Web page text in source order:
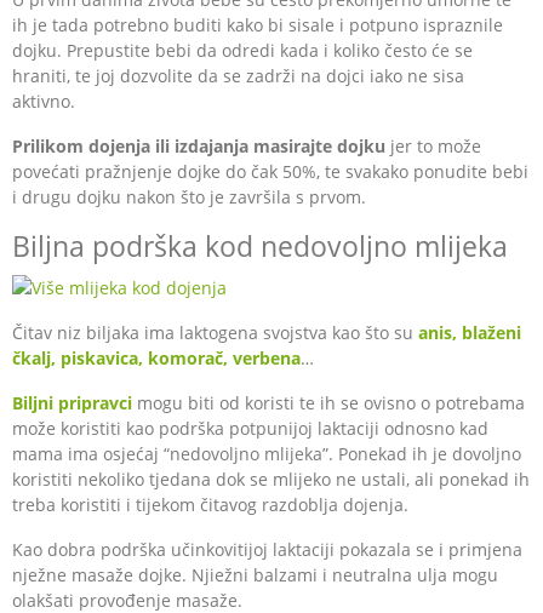
ih je tada potrebno buditi kako bi sisale i potpuno ispraznile
dojku. Prepustite bebi da odredi kada i koliko često će se
hraniti, te joj dozvolite da se zadrži na dojci iako ne sisa
aktivno.
Prilikom dojenja ili izdajanja masirajte dojku jer to može
povećati pražnjenje dojke do čak 50%, te svakako ponudite bebi
i drugu dojku nakon što je završila s prvom.
Biljna podrška kod nedovoljno mlijeka
Čitav niz biljaka ima laktogena svojstva kao što su anis, blaženi
čkalj, piskavica, komorač, verbena…
Biljni pripravci mogu biti od koristi te ih se ovisno o potrebama
može koristiti kao podrška potpunijoj laktaciji odnosno kad
mama ima osjećaj “nedovoljno mlijeka”. Ponekad ih je dovoljno
koristiti nekoliko tjedana dok se mlijeko ne ustali, ali ponekad ih
treba koristiti i tijekom čitavog razdoblja dojenja.
Kao dobra podrška učinkovitijoj laktaciji pokazala se i primjena
nježne masaže dojke. Njiežni balzami i neutralna ulja mogu
olakšati provođenje masaže.